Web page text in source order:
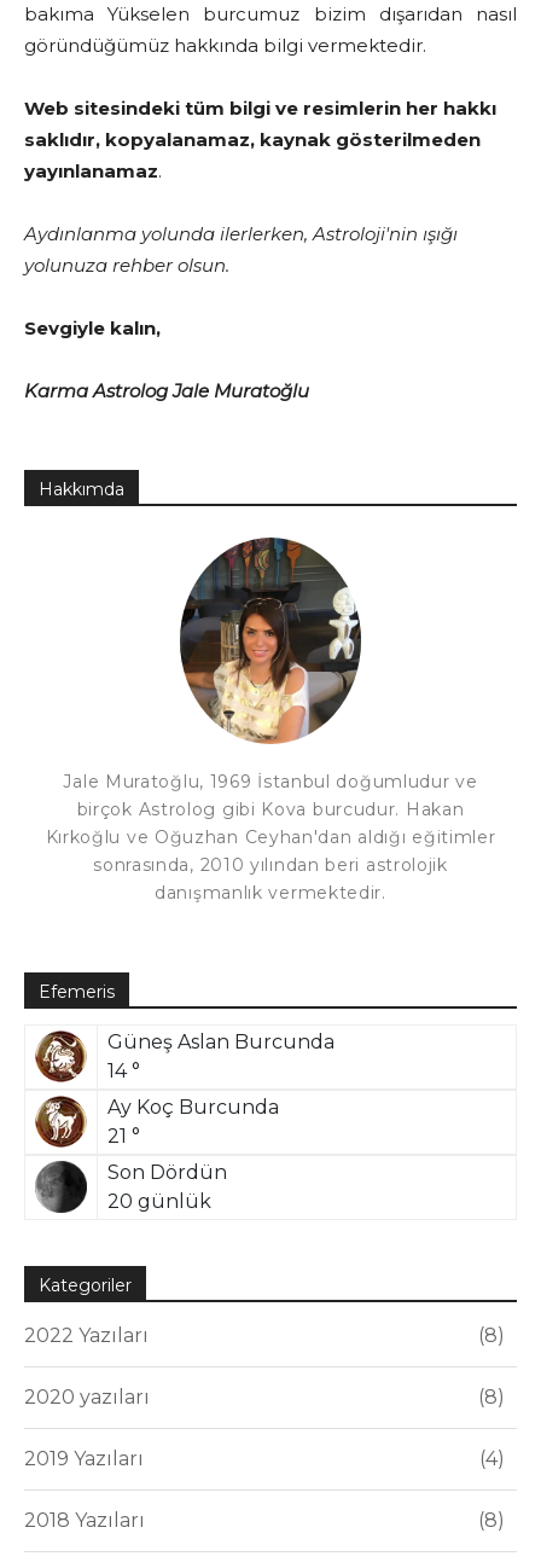
bakıma Yükselen burcumuz bizim dışarıdan nasıl
göründüğümüz hakkında bilgi vermektedir.
Web sitesindeki tüm bilgi ve resimlerin her hakkı
saklıdır, kopyalanamaz, kaynak gösterilmeden
yayınlanamaz.
Aydınlanma yolunda ilerlerken, Astroloji'nin ışığı
yolunuza rehber olsun.
Sevgiyle kalın,
Karma Astrolog Jale Muratoğlu
Hakkımda
Jale Muratoğlu, 1969 İstanbul doğumludur ve
birçok Astrolog gibi Kova burcudur. Hakan
Kırkoğlu ve Oğuzhan Ceyhan'dan aldığı eğitimler
sonrasında, 2010 yılından beri astrolojik
danışmanlık vermektedir.
Efemeris
Güneş Aslan Burcunda
14 °
Ay Koç Burcunda
21 °
Son Dördün
20 günlük
Kategoriler
2022 Yazıları 8
2020 yazıları 8
2019 Yazıları 4
2018 Yazıları 8